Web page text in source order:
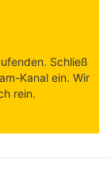
Schließ
Kanal ein. Wir
rein.